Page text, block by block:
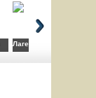
Лагерь компьютерных